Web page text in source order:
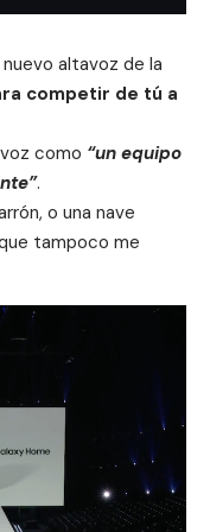
altavoz de la
competir de tú a
como “un equipo
.
o una nave
tampoco me